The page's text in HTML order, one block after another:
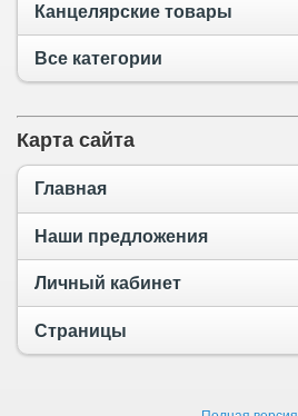
Канцелярские товары
Все категории
Карта сайта
Главная
Наши предложения
Личный кабинет
Страницы